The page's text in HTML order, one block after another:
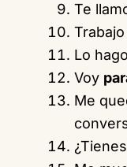
Te
Trabajo
Lo hago
Voy
Me